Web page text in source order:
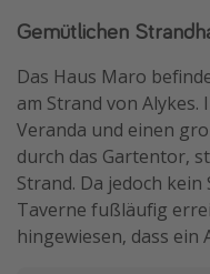
Gemütlichen
Das Haus Maro
am Strand von
Veranda und einen
durch das Gartentor,
Strand. Da jedoch
Taverne fußläufig
hingewiesen, dass ein